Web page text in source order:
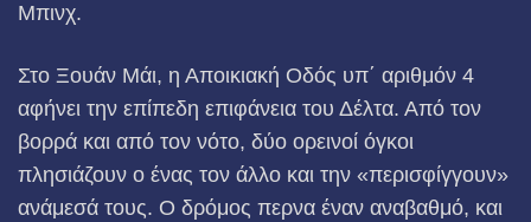
Μπινχ.
Στο Ξουάν Μάι, η Αποικιακή Οδός υπ΄ αριθμόν 4
αφή­νει την επίπεδη επιφάνεια του Δέλτα. Από τον
βορρά και από τον νότο, δύο ορεινοί όγκοι
πλησιάζουν ο ένας τον άλλο και την «περισφίγγουν»
ανάμεσά τους. Ο δρόμος περνα έναν αναβαθμό, και